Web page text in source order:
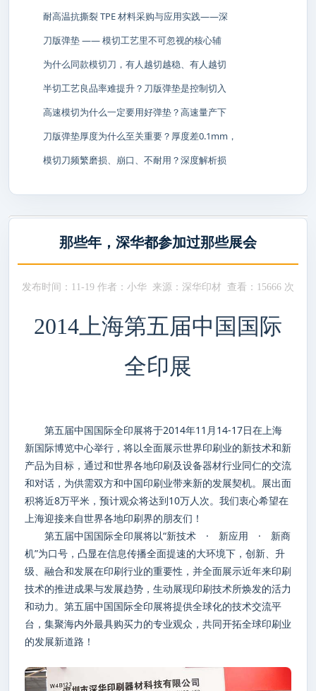
那些年，深华都参加过那些展会
发布时间：11-19 作者：小华 来源：深华印材 查看： 15666 次
2014上海第五届中国国际
全印展
第五届中国国际全印展将于2014年11月14-17日在上海
新国际博览中心举行，将以全面展示世界印刷业的新技术和新
产品为目标，通过和世界各地印刷及设备器材行业同仁的交流
和对话，为供需双方和中国印刷业带来新的发展契机。展出面
积将近8万平米，预计观众将达到10万人次。我们衷心希望在
上海迎接来自世界各地印刷界的朋友们！
第五届中国国际全印展将以“新技术 · 新应用 · 新商
机”为口号，凸显在信息传播全面提速的大环境下，创新、升
级、融合和发展在印刷行业的重要性，并全面展示近年来印刷
技术的推进成果与发展趋势，生动展现印刷技术所焕发的活力
和动力。第五届中国国际全印展将提供全球化的技术交流平
台，集聚海内外最具购买力的专业观众，共同开拓全球印刷业
的发展新道路！
耐高温抗撕裂 TPE 材料采购与应用实践——深
刀版弹垫 —— 模切工艺里不可忽视的核心辅
为什么同款模切刀，有人越切越稳、有人越切
半切工艺良品率难提升？刀版弹垫是控制切入
高速模切为什么一定要用好弹垫？高速量产下
刀版弹垫厚度为什么至关重要？厚度差0.1mm，
模切刀频繁磨损、崩口、不耐用？深度解析损